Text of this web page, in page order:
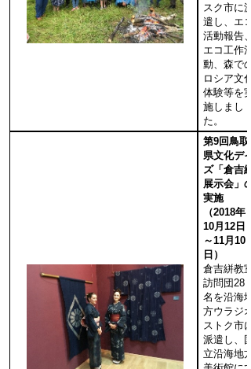
スク市に派
遣し、エコ
活動報告、
エコ工作活
動、森での
ロシア文化
体験等を実
施しまし
た。
第9回鳥取
県文化デイ
ズ「倉吉絣
展示会」の
実施
（2018年
10月12日
～11月10
日）
倉吉絣教室
訪問団28
名を沿海地
方ウラジオ
ストク市に
派遣し、国
立沿海地方